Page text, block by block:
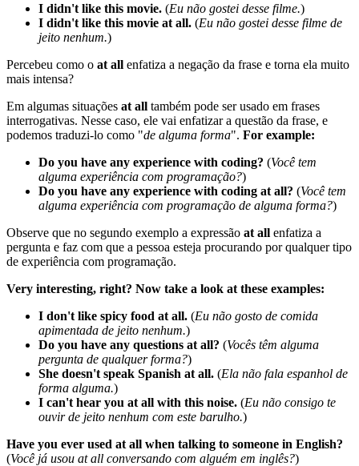
I didn't like this movie. (Eu não gostei desse filme.)
I didn't like this movie at all. (Eu não gostei desse filme de
jeito nenhum.)
Percebeu como o at all enfatiza a negação da frase e torna ela muito
mais intensa?
Em algumas situações at all também pode ser usado em frases
interrogativas. Nesse caso, ele vai enfatizar a questão da frase, e
podemos traduzi-lo como "de alguma forma". For example:
Do you have any experience with coding? (Você tem
alguma experiência com programação?)
Do you have any experience with coding at all? (Você tem
alguma experiência com programação de alguma forma?)
Observe que no segundo exemplo a expressão at all enfatiza a
pergunta e faz com que a pessoa esteja procurando por qualquer tipo
de experiência com programação.
Very interesting, right? Now take a look at these examples:
I don't like spicy food at all. (Eu não gosto de comida
apimentada de jeito nenhum.)
Do you have any questions at all? (Vocês têm alguma
pergunta de qualquer forma?)
She doesn't speak Spanish at all. (Ela não fala espanhol de
forma alguma.)
I can't hear you at all with this noise. (Eu não consigo te
ouvir de jeito nenhum com este barulho.)
Have you ever used at all when talking to someone in English?
(Você já usou at all conversando com alguém em inglês?)